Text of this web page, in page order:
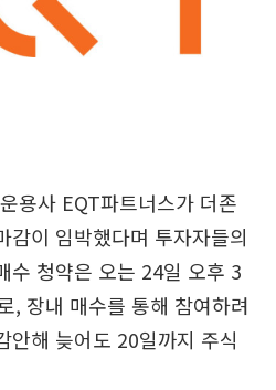
용사 EQT파트너스가 더존
감이 임박했다며 투자자들의
수 청약은 오는 24일 오후 3
, 장내 매수를 통해 참여하려
안해 늦어도 20일까지 주식